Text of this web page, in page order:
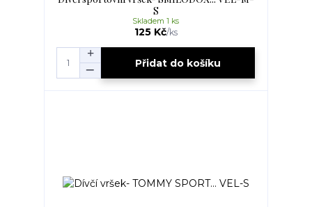
S
125 Kč/ks
Skladem 1 ks
Přidat do košíku